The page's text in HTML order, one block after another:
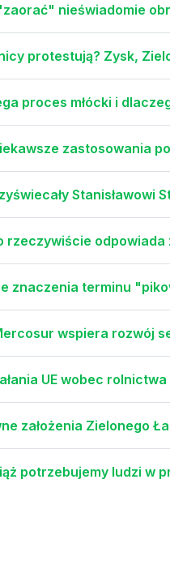
nieświadomie
protestują? Zysk,
proces młócki i
zastosowania
Stanisławowi
rzeczywiście
znaczenia terminu
wspiera rozwój
UE wobec
założenia Zielonego
potrzebujemy ludzi w